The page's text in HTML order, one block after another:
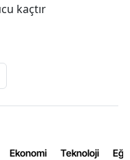
kaçtır
Ekonomi Teknoloji